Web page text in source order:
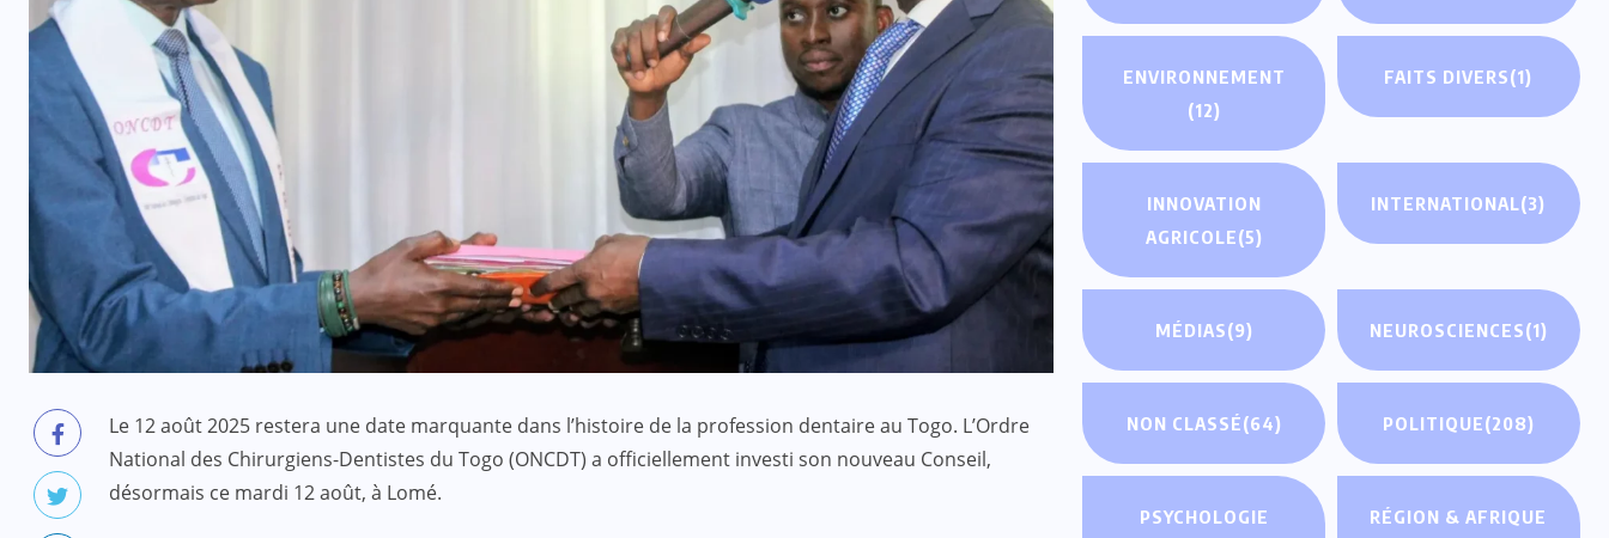
Le 12 août 2025 restera une date marquante dans l’histoire de la profession dentaire au Togo. L’Ordre
National des Chirurgiens-Dentistes du Togo (ONCDT) a officiellement investi son nouveau Conseil,
désormais ce mardi 12 août, à Lomé.
ENVIRONNEMENT
(12)
FAITS DIVERS(1)
INNOVATION
AGRICOLE(5)
INTERNATIONAL(3)
MÉDIAS(9) NEUROSCIENCES(1)
NON CLASSÉ(64) POLITIQUE(208)
PSYCHOLOGIE
RÉGION & AFRIQUE